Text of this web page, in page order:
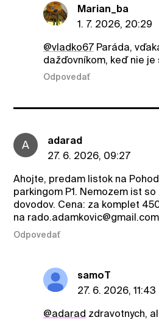
Marian_ba
1. 7. 2026, 20:29
@vladko67Paráda,
dažďovníkom, keď nie je
Odpovedať
A
adarad
27. 6. 2026, 09:27
Ahojte, predam listok na
parkingom P1. Nemozem ist
dovodov. Cena: za komplet
na rado.adamkovic@gmail.com
Odpovedať
samoT
27. 6. 2026, 11:43
@adarad zdravotnych,